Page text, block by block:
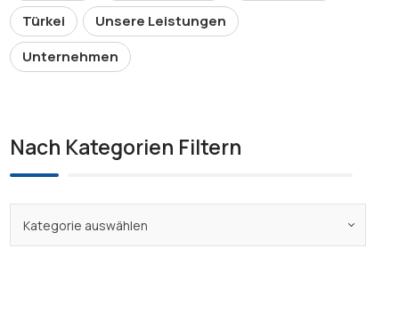
Türkei
Unsere Leistungen
Unternehmen
Nach Kategorien Filtern